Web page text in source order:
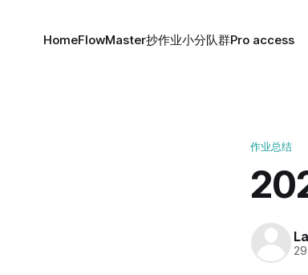
HomeFlowMaster抄作业小分队群Pro access
作业总结